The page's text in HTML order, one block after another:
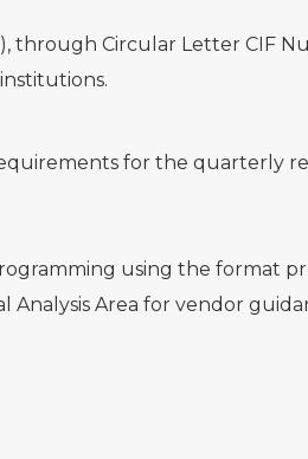
through Circular Letter CIF
for the quarterly
using the format
Analysis Area for vendor